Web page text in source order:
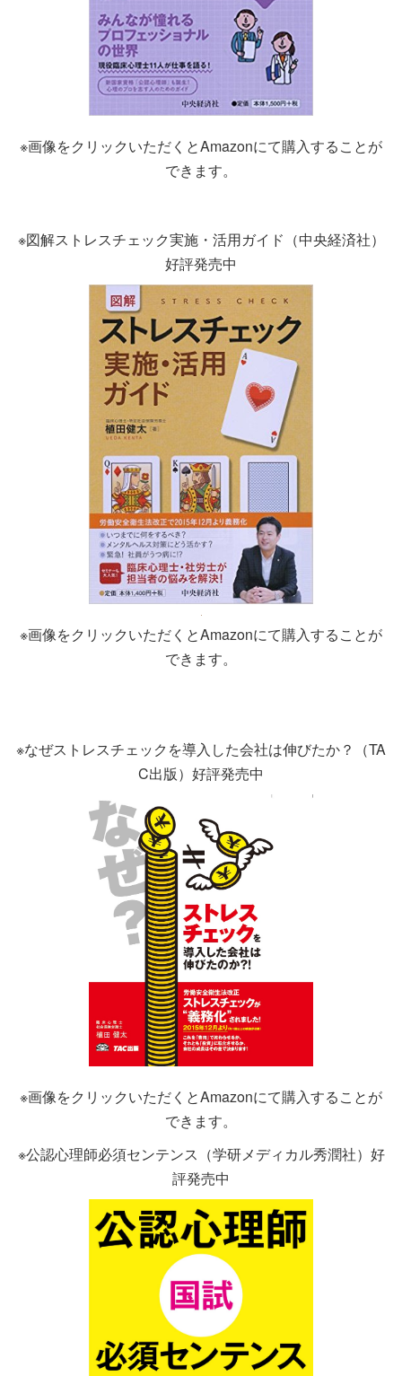
※画像をクリックいただくとAmazonにて購入することが
できます。
※図解ストレスチェック実施・活用ガイド（中央経済社）
好評発売中
※画像をクリックいただくとAmazonにて購入することが
できます。
※なぜストレスチェックを導入した会社は伸びたか？（TA
C出版）好評発売中
※画像をクリックいただくとAmazonにて購入することが
できます。
※公認心理師必須センテンス（学研メディカル秀潤社）好
評発売中